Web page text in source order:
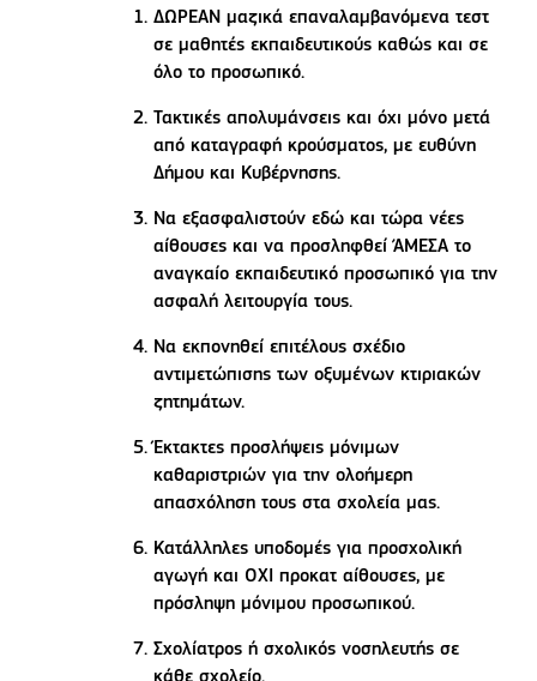
ΔΩΡΕΑΝ μαζικά επαναλαμβανόμενα τεστ
σε μαθητές εκπαιδευτικούς καθώς και σε
όλο το προσωπικό.
Τακτικές απολυμάνσεις και όχι μόνο μετά
από καταγραφή κρούσματος, με ευθύνη
Δήμου και Κυβέρνησης.
Να εξασφαλιστούν εδώ και τώρα νέες
αίθουσες και να προσληφθεί ΆΜΕΣΑ το
αναγκαίο εκπαιδευτικό προσωπικό για την
ασφαλή λειτουργία τους.
Να εκπονηθεί επιτέλους σχέδιο
αντιμετώπισης των οξυμένων κτιριακών
ζητημάτων.
Έκτακτες προσλήψεις μόνιμων
καθαριστριών για την ολοήμερη
απασχόληση τους στα σχολεία μας.
Κατάλληλες υποδομές για προσχολική
αγωγή και ΟΧΙ προκατ αίθουσες, με
πρόσληψη μόνιμου προσωπικού.
Σχολίατρος ή σχολικός νοσηλευτής σε